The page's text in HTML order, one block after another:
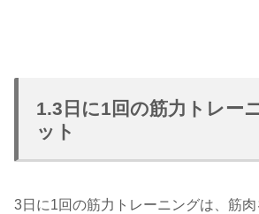
1.3日に1回の筋力トレー
ット
3日に1回の筋力トレーニングは、筋